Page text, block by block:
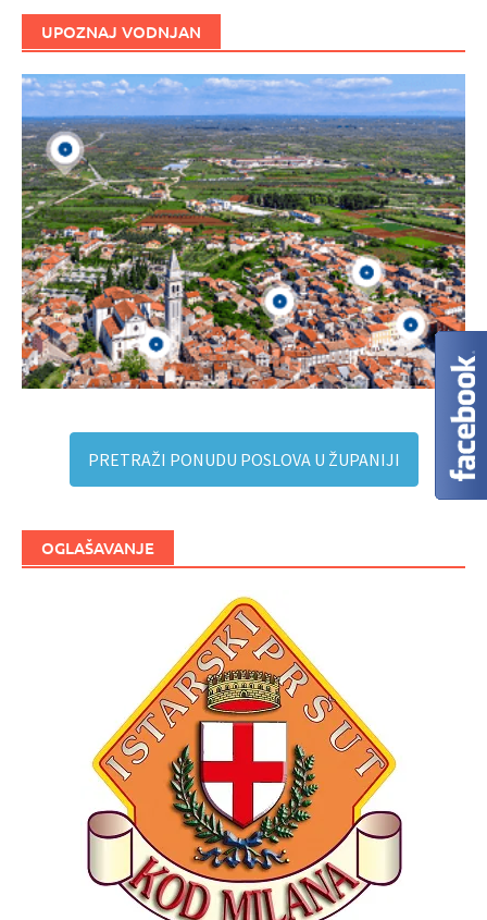
UPOZNAJ VODNJAN
PRETRAŽI PONUDU POSLOVA U ŽUPANIJI
OGLAŠAVANJE